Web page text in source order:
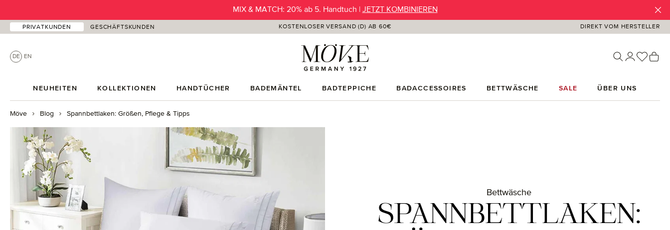
SUMMER SALE | Preisvorteil jetzt bis -50% |JETZT ENTDECKEN
MIX & MATCH: 20% ab 5. Handtuch | JETZT KOMBINIEREN
PRIVATKUNDEN GESCHÄFTSKUNDEN KOSTENLOSER VERSAND (D) AB 60€ DIREKT VOM HERSTELLER
DE EN Du
NEUHEITEN KOLLEKTIONEN HANDTÜCHER BADEMÄNTEL BADTEPPICHE BADACCESSOIRES BETTWÄSCHE SALE ÜBER UNS
Möve Blog Spannbettlaken: Größen, Pflege & Tipps
Bettwäsche
SPANNBETTLAKEN: